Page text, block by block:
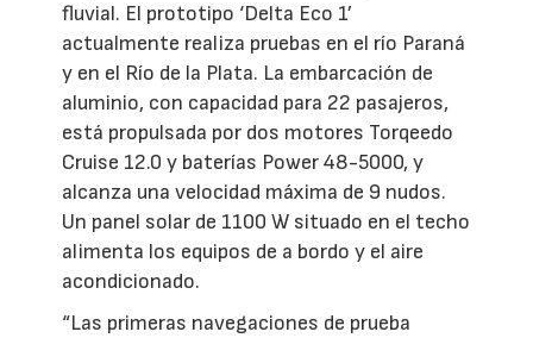
fluvial. El prototipo ‘Delta Eco 1’
actualmente realiza pruebas en el río Paraná
y en el Río de la Plata. La embarcación de
aluminio, con capacidad para 22 pasajeros,
está propulsada por dos motores Torqeedo
Cruise 12.0 y baterías Power 48-5000, y
alcanza una velocidad máxima de 9 nudos.
Un panel solar de 1100 W situado en el techo
alimenta los equipos de a bordo y el aire
acondicionado.
“Las primeras navegaciones de prueba